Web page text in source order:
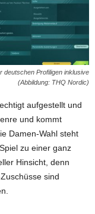
deutschen Profiligen inklusive
(Abbildung: THQ Nordic)
aufgestellt und
und kommt
Damen-Wahl steht
zu einer ganz
Hinsicht, denn
sind